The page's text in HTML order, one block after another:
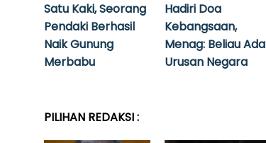
Satu Kaki, Seorang
Pendaki Berhasil
Naik Gunung
Merbabu
Hadiri Doa
Kebangsaan,
Menag: Beliau Ada
Urusan Negara
PILIHAN REDAKSI :